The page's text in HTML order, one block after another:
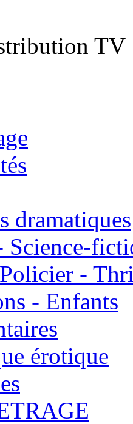
TV
dramatiques
Science-
-
- Enfants
érotique